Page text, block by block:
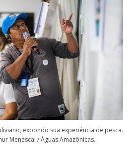
expondo sua experiência de pesca.
Menescal / Águas Amazônicas.